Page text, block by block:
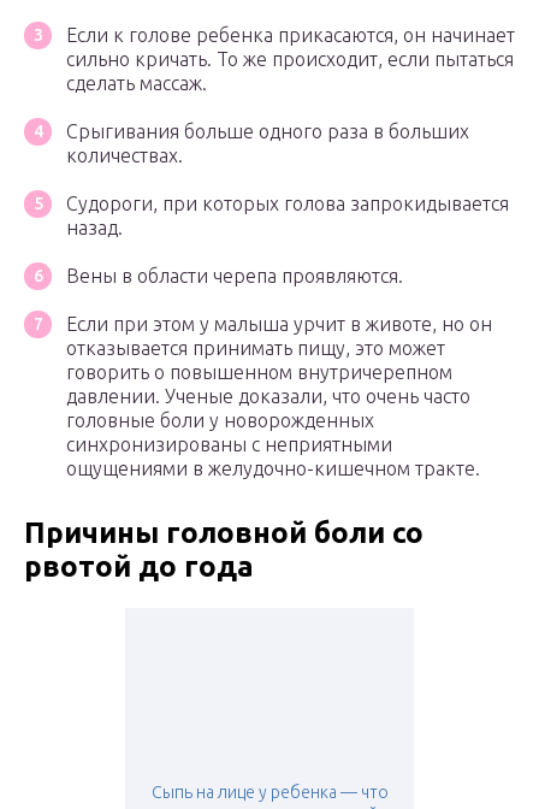
Если к голове ребенка прикасаются, он начинает
сильно кричать. То же происходит, если пытаться
сделать массаж.
Срыгивания больше одного раза в больших
количествах.
Судороги, при которых голова запрокидывается
назад.
Вены в области черепа проявляются.
Если при этом у малыша урчит в животе, но он
отказывается принимать пищу, это может
говорить о повышенном внутричерепном
давлении. Ученые доказали, что очень часто
головные боли у новорожденных
синхронизированы с неприятными
ощущениями в желудочно-кишечном тракте.
Причины головной боли со
рвотой до года
Сыпь на лице у ребенка — что